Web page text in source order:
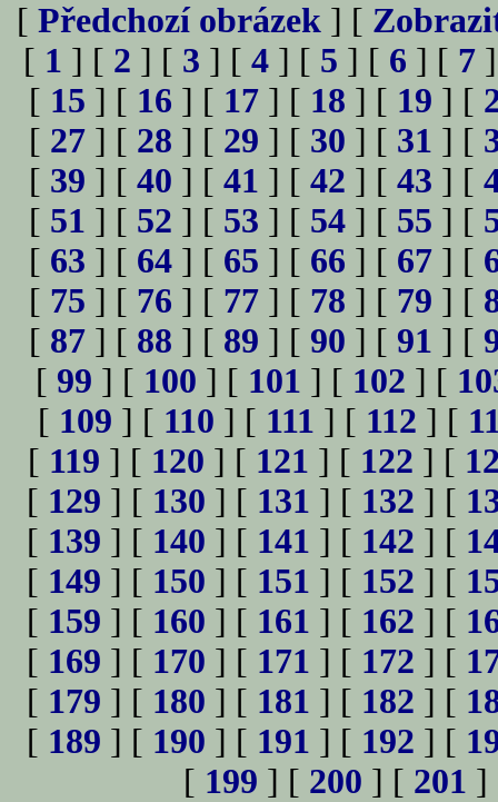
[ Předchozí obrázek ] [
[ 1 ] [ 2 ] [ 3 ] [ 4 ] [ 5 ] [ 6 ] [ 7
[ 15 ] [ 16 ] [ 17 ] [ 18 ] [ 19 ] [
[ 27 ] [ 28 ] [ 29 ] [ 30 ] [ 31 ] [
[ 39 ] [ 40 ] [ 41 ] [ 42 ] [ 43 ] [
[ 51 ] [ 52 ] [ 53 ] [ 54 ] [ 55 ] [
[ 63 ] [ 64 ] [ 65 ] [ 66 ] [ 67 ] [
[ 75 ] [ 76 ] [ 77 ] [ 78 ] [ 79 ] [
[ 87 ] [ 88 ] [ 89 ] [ 90 ] [ 91 ] [
[ 99 ] [ 100 ] [ 101 ] [ 102 ] [
[ 109 ] [ 110 ] [ 111 ] [ 112 ] [
[ 119 ] [ 120 ] [ 121 ] [ 122 ] [
[ 129 ] [ 130 ] [ 131 ] [ 132 ] [
[ 139 ] [ 140 ] [ 141 ] [ 142 ] [
[ 149 ] [ 150 ] [ 151 ] [ 152 ] [
[ 159 ] [ 160 ] [ 161 ] [ 162 ] [
[ 169 ] [ 170 ] [ 171 ] [ 172 ] [
[ 179 ] [ 180 ] [ 181 ] [ 182 ] [
[ 189 ] [ 190 ] [ 191 ] [ 192 ] [
[ 199 ] [ 200 ] [ 201 ]